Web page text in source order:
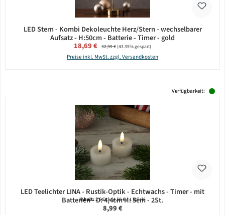
LED Stern - Kombi Dekoleuchte Herz/Stern - wechselbarer
Aufsatz - H:50cm - Batterie - Timer - gold
Verkaufspreis:
18,69 € Regulärer Preis:
32,99 €(43.35% gespart)
Preise inkl. MwSt. zzgl. Versandkosten
Verfügbarkeit:
LED Teelichter LINA - Rustik-Optik - Echtwachs - Timer - mit
Batterien - D: 4,4cm H: 5cm - 2St.
Inhalt:2 Stück(4,50 € / 1 Stück)
Regulärer Preis:
8,99 €